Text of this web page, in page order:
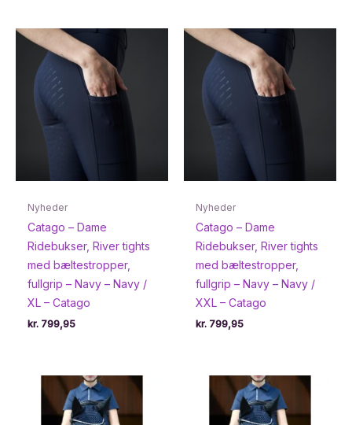
Nyheder
Catago – Dame
Ridebukser, River tights
med bæltestropper,
fullgrip – Navy – Navy /
XL – Catago
kr. 799,95
Nyheder
Catago – Dame
Ridebukser, River tights
med bæltestropper,
fullgrip – Navy – Navy /
XXL – Catago
kr. 799,95